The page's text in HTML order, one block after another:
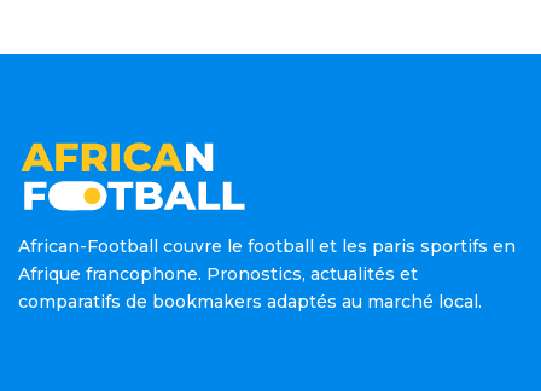
African-Football couvre le football et les paris sportifs en
Afrique francophone. Pronostics, actualités et
comparatifs de bookmakers adaptés au marché local.